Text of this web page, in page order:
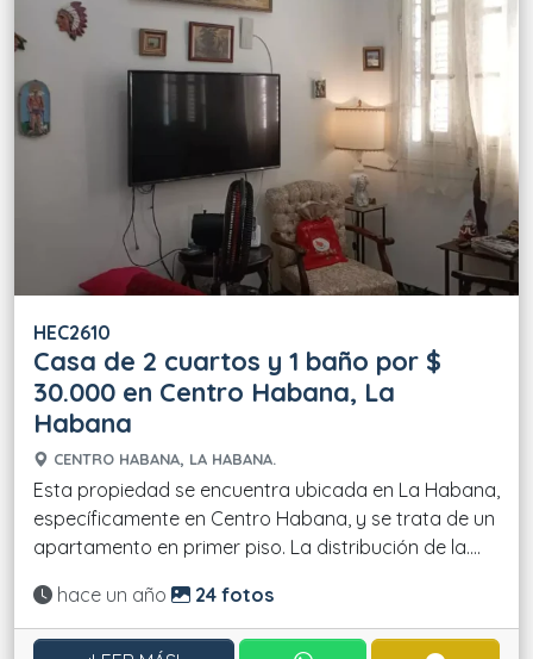
HEC2610
Casa de 2 cuartos y 1 baño por $
30.000 en Centro Habana, La
Habana
CENTRO HABANA, LA HABANA.
Esta propiedad se encuentra ubicada en La Habana,
específicamente en Centro Habana, y se trata de un
apartamento en primer piso. La distribución de la....
Actualizado:
hace un año 24 fotos